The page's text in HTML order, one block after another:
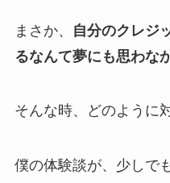
まさか、
自分のクレジ
るなんて夢にも思わな
そんな時、どのように
僕の体験談が、少しで